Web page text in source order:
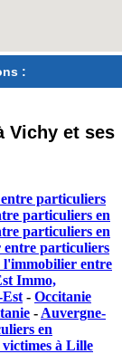
:
Vichy et ses
particuliers
particuliers en
particuliers en
particuliers
l'immobilier entre
Immo,
- Occitanie
- Auvergne-
en
à Lille